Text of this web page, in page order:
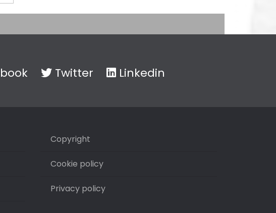
Twitter Linkedin
Copyright
Cookie policy
Privacy policy